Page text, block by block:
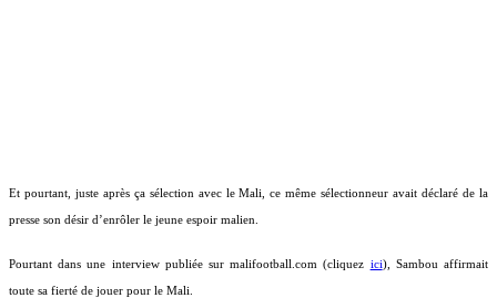
Et pourtant, juste après ça sélection avec le Mali, ce même sélectionneur avait déclaré de la
presse son désir d’enrôler le jeune espoir malien.
Pourtant dans une interview publiée sur malifootball.com (cliquez ici), Sambou affirmait
toute sa fierté de jouer pour le Mali.